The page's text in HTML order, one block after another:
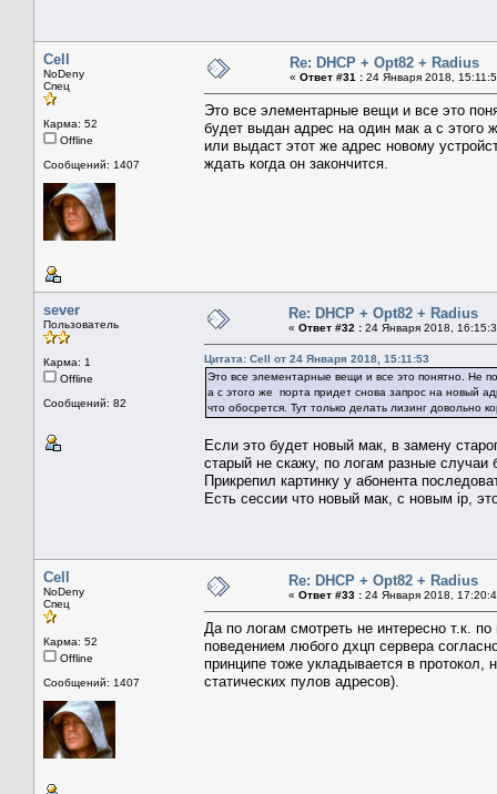
Cell
NoDeny
Спец
Карма: 52
Offline
Сообщений: 1407
Re: DHCP + Opt82 + Radius
« Ответ #31 : 24 Января 2018,
Это все элементарные вещи и все это
будет выдан адрес на один мак а с этого
или выдаст этот же адрес новому
ждать когда он закончится.
sever
Пользователь
Карма: 1
Offline
Сообщений: 82
Re: DHCP + Opt82 + Radius
« Ответ #32 : 24 Января 2018,
Цитата: Cell от 24 Января 2018, 15:11:53
Это все элементарные вещи и все это понятно. Не
а с этого же порта придет снова запрос на новый
что обосрется. Тут только делать лизинг довольно
Если это будет новый мак, в замену
старый не скажу, по логам разные случаи
Прикрепил картинку у абонента
Есть сессии что новый мак, с новым ip,
Cell
NoDeny
Спец
Карма: 52
Offline
Сообщений: 1407
Re: DHCP + Opt82 + Radius
« Ответ #33 : 24 Января 2018,
Да по логам смотреть не интересно т.к.
поведением любого дхцп сервера
принципе тоже укладывается в протокол,
статических пулов адресов).